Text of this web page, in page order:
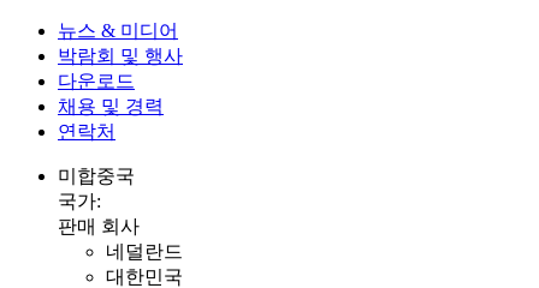
뉴스 & 미디어
박람회 및 행사
다운로드
채용 및 경력
연락처
미합중국
국가:
판매 회사
네덜란드
대한민국